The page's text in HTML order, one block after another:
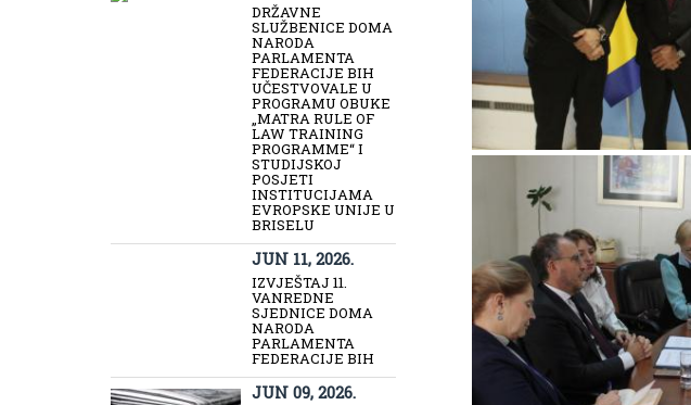
DRŽAVNE
SLUŽBENICE DOMA
NARODA
PARLAMENTA
FEDERACIJE BIH
UČESTVOVALE U
PROGRAMU OBUKE
„MATRA RULE OF
LAW TRAINING
PROGRAMME“ I
STUDIJSKOJ
POSJETI
INSTITUCIJAMA
EVROPSKE UNIJE U
BRISELU
JUN 11, 2026.
IZVJEŠTAJ 11.
VANREDNE
SJEDNICE DOMA
NARODA
PARLAMENTA
FEDERACIJE BIH
JUN 09, 2026.